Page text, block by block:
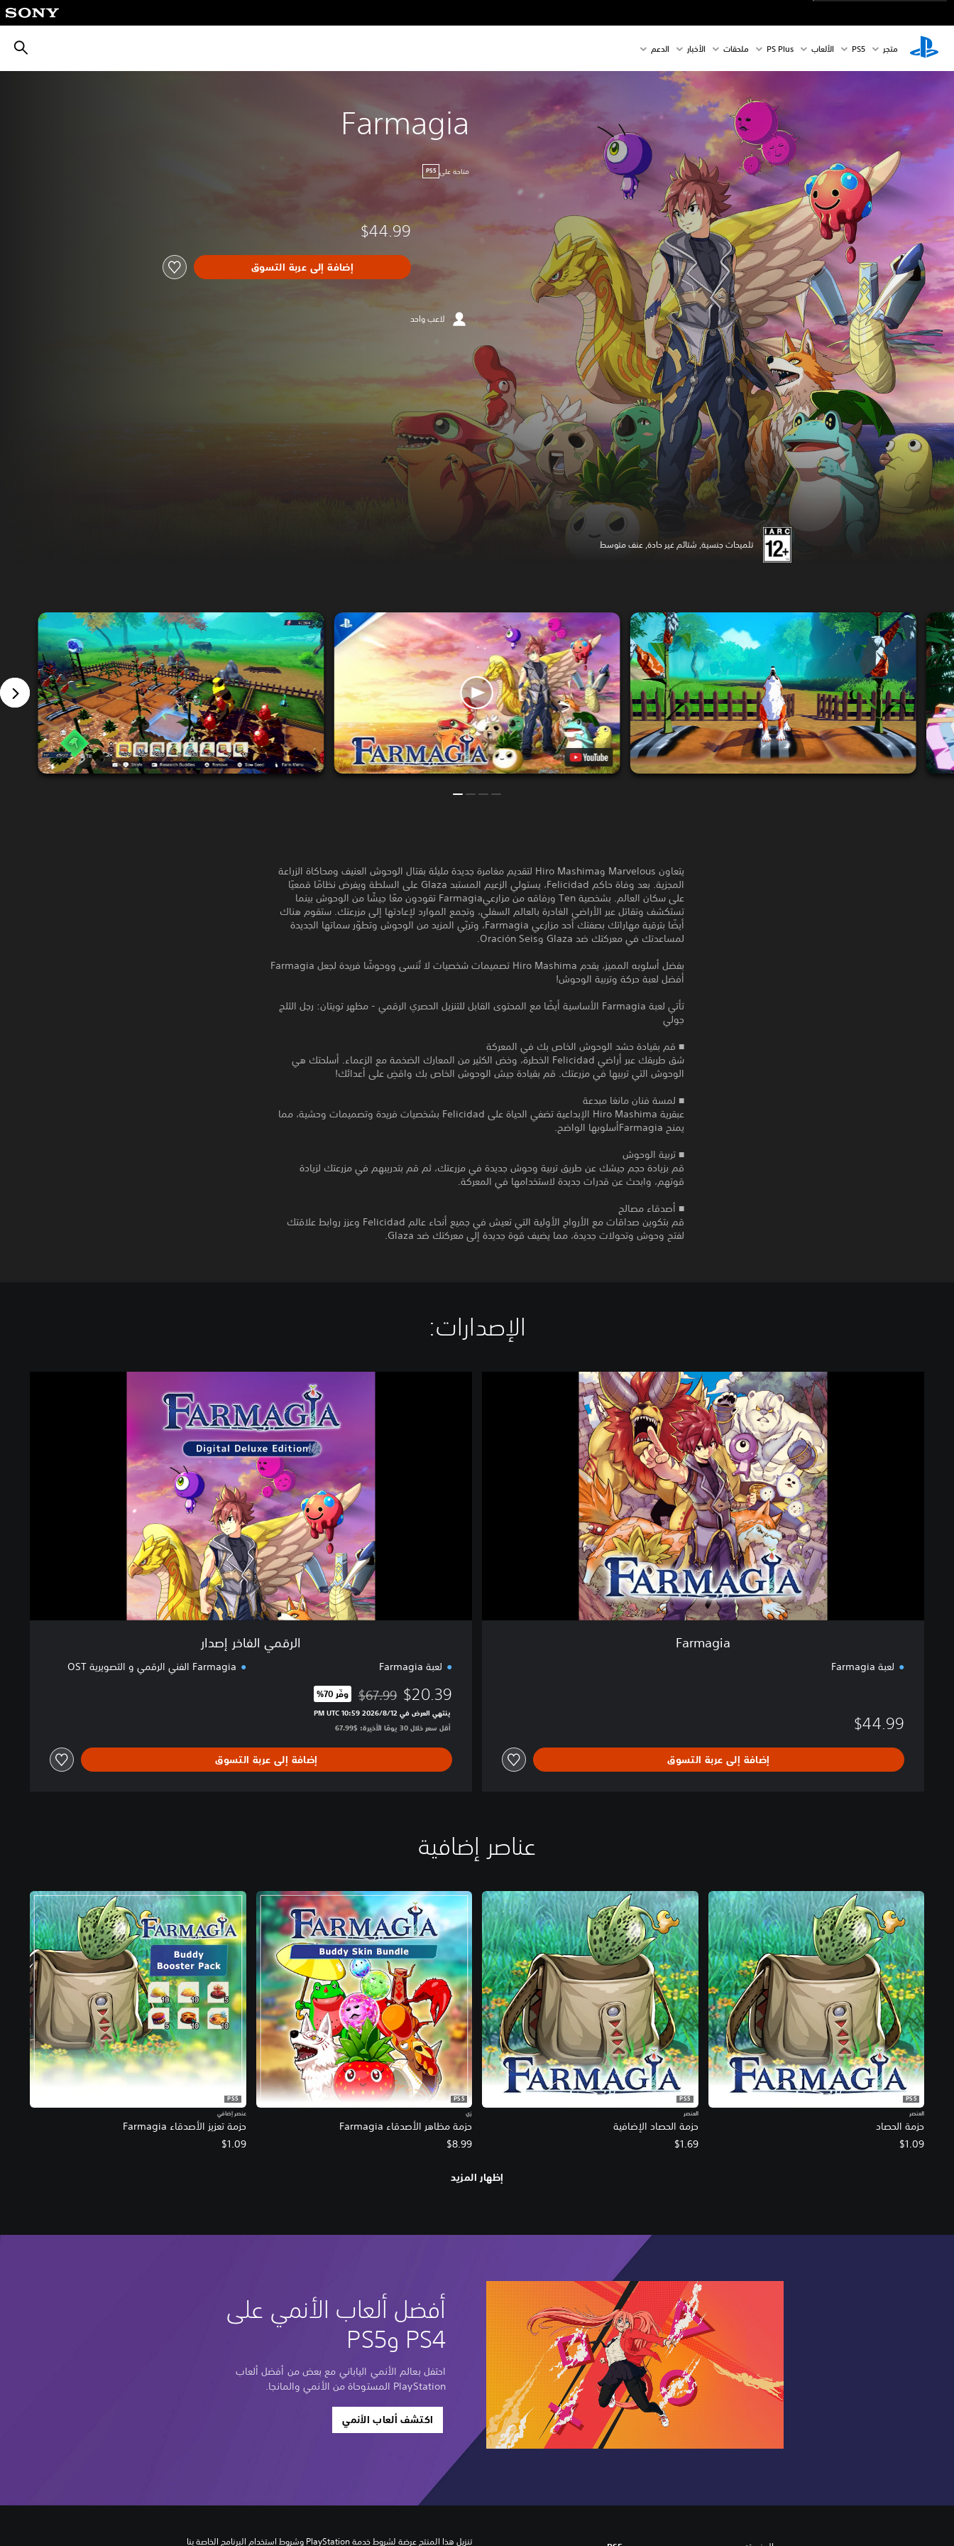
متجر PS5‏ الألعاب PS Plus ملحقات الأخبار الدعم
Farmagia
متاحة على PS5
$44.99
إضافة إلى عربة التسوق
لاعب واحد
تلميحات جنسية, شتائم غير حادة, عنف متوسط
يتعاون Marvelous وHiro Mashima لتقديم مغامرة جديدة مليئة بقتال الوحوش العنيف ومحاكاة الزراعة
المجزية. بعد وفاة حاكم Felicidad، يستولي الزعيم المستبد Glaza على السلطة ويفرض نظامًا قمعيًا
على سكان العالم. بشخصية Ten ورفاقه من مزارعيFarmagia تقودون معًا جيشًا من الوحوش بينما
تستكشف وتقاتل عبر الأراضي الغادرة بالعالم السفلي، وتجمع الموارد لإعادتها إلى مزرعتك. ستقوم هناك
أيضًا بترقية مهاراتك بصفتك أحد مزارعي Farmagia، وتربّي المزيد من الوحوش وتطوّر سماتها الجديدة
لمساعدتك في معركتك ضد Glaza وOración Seis.
بفضل أسلوبه المميز، يقدم Hiro Mashima تصميمات شخصيات لا تُنسى ووحوشًا فريدة لجعل Farmagia
أفضل لعبة حركة وتربية الوحوش!
تأتي لعبة Farmagia الأساسية أيضًا مع المحتوى القابل للتنزيل الحصري الرقمي - مظهر تويتان: رجل الثلج
جولي
■ قم بقيادة حشد الوحوش الخاص بك في المعركة
شق طريقك عبر أراضي Felicidad الخطرة، وخض الكثير من المعارك الضخمة مع الزعماء. أسلحتك هي
الوحوش التي تربيها في مزرعتك. قم بقيادة جيش الوحوش الخاص بك واقضِ على أعدائك!
■ لمسة فنان مانغا مبدعة
عبقرية Hiro Mashima الإبداعية تضفي الحياة على Felicidad بشخصيات فريدة وتصميمات وحشية، مما
يمنح Farmagiaأسلوبها الواضح.
■ تربية الوحوش
قم بزيادة حجم جيشك عن طريق تربية وحوش جديدة في مزرعتك، ثم قم بتدريبهم في مزرعتك لزيادة
قوتهم، وابحث عن قدرات جديدة لاستخدامها في المعركة.
■ أصدقاء مصالح
قم بتكوين صداقات مع الأرواح الأولية التي تعيش في جميع أنحاء عالم Felicidad وعزز روابط علاقتك
لفتح وحوش وتحولات جديدة، مما يضيف قوة جديدة إلى معركتك ضد Glaza.
الإصدارات:‏
Farmagia
لعبة Farmagia
$44.99
إضافة إلى عربة التسوق
ر
الرقمي الفاخر إصدار
لعبة Farmagia Farmagia الفني الرقمي و التصويرية OST
$20.39 مخصوم من السعر الأصلي البالغ $67.99‏
$67.99 وفّر 70%‏
ينتهي العرض في 12‏/8‏/2026 10:59 PM UTC‏
أقل سعر خلال 30 يومًا الأخيرة: $67.99‏
إضافة إلى عربة التسوق
عناصر إضافية
حزمة الحصاد
PS5
العنصر
$1.09
حزمة الحصاد الإضافية
PS5
العنصر
$1.69
حزمة مظاهر الأصدقاء Farmagia
PS5
زي
$8.99
حزمة تعزيز الأصدقاء Farmagia
PS5
عنصر إضافي
$1.09
إظهار المزيد
أفضل ألعاب الأنمي على
PS4 وPS5
احتفل بعالم الأنمي الياباني مع بعض من أفضل ألعاب
PlayStation المستوحاة من الأنمي والمانجا.
اكتشف ألعاب الأنمي